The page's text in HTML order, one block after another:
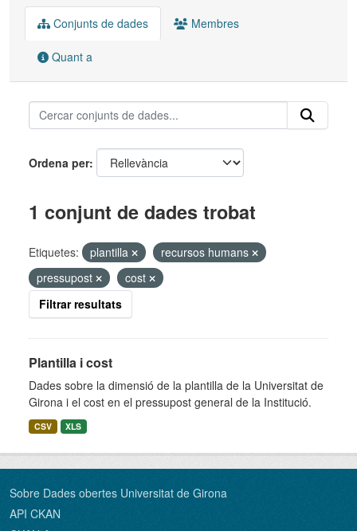
Conjunts de dades Membres
Quant a
Ordena per
1 conjunt de dades trobat
Etiquetes: plantilla
recursos humans
pressupost
cost
Filtrar resultats
Plantilla i cost
Dades sobre la dimensió de la plantilla de la Universitat de
Girona i el cost en el pressupost general de la Institució.
CSV XLS
Sobre Dades obertes Universitat de Girona
API CKAN